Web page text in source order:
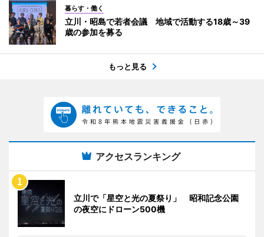
暮らす・働く
立川・昭島で若者会議 地域で活動する18歳～39
歳の参加を募る
もっと見る
アクセスランキング
立川で「星空と光の夏祭り」 昭和記念公園
の夜空にドローン500機